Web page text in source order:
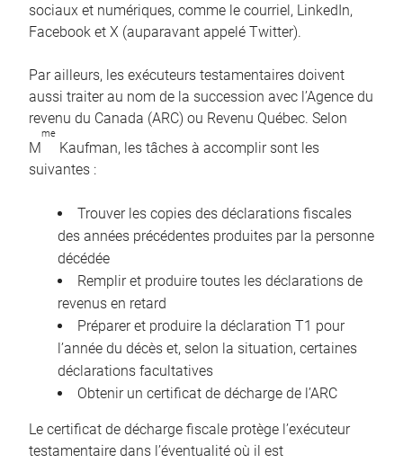
sociaux et numériques, comme le courriel, LinkedIn,
Facebook et X (auparavant appelé Twitter).
Par ailleurs, les exécuteurs testamentaires doivent
aussi traiter au nom de la succession avec l’Agence du
revenu du Canada (ARC) ou Revenu Québec. Selon
M
me
Kaufman, les tâches à accomplir sont les
suivantes :
Trouver les copies des déclarations fiscales
des années précédentes produites par la personne
décédée
Remplir et produire toutes les déclarations de
revenus en retard
Préparer et produire la déclaration T1 pour
l’année du décès et, selon la situation, certaines
déclarations facultatives
Obtenir un certificat de décharge de l’ARC
Le certificat de décharge fiscale protège l’exécuteur
testamentaire dans l’éventualité où il est